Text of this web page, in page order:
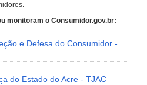
monitoram o Consumidor.gov.br:
e Defesa do Consumidor -
do Estado do Acre - TJAC